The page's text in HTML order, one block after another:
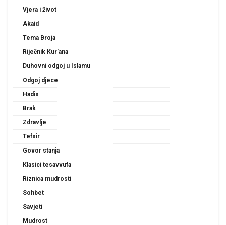
Vjera i život
Akaid
Tema Broja
Riječnik Kur'ana
Duhovni odgoj u Islamu
Odgoj djece
Hadis
Brak
Zdravlje
Tefsir
Govor stanja
Klasici tesavvufa
Riznica mudrosti
Sohbet
Savjeti
Mudrost